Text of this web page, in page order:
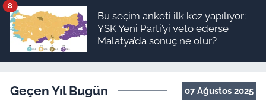
Bu seçim anketi ilk kez yapılıyor:
YSK Yeni Parti’yi veto ederse
Malatya’da sonuç ne olur?
8
Geçen Yıl Bugün 07 Ağustos 2025